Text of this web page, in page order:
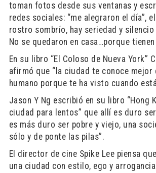
toman fotos desde sus ventanas y
redes sociales: “me alegraron el día”,
rostro sombrío, hay seriedad y
No se quedaron en casa…porque
En su libro “El Coloso de Nueva York”
afirmó que “la ciudad te conoce mejor
humano porque te ha visto cuando
Jason Y Ng escribió en su libro “Hong
ciudad para lentos” que allí es duro
es más duro ser pobre y viejo, una
sólo y de ponte las pilas”.
El director de cine Spike Lee piensa
una ciudad con estilo, ego y